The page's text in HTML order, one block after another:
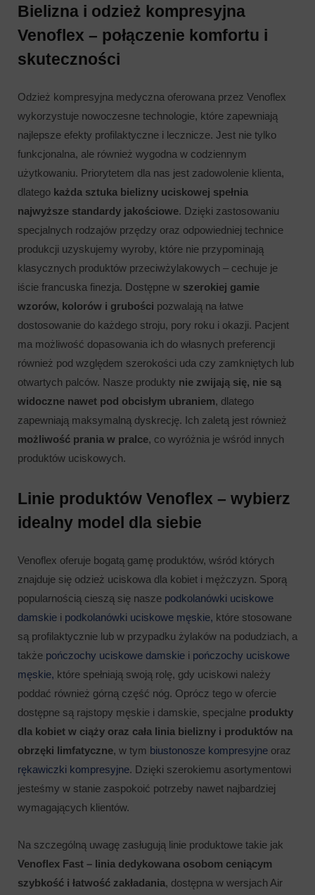
Bielizna i odzież kompresyjna
Venoflex – połączenie komfortu i
skuteczności
Odzież kompresyjna medyczna oferowana przez Venoflex
wykorzystuje nowoczesne technologie, które zapewniają
najlepsze efekty profilaktyczne i lecznicze. Jest nie tylko
funkcjonalna, ale również wygodna w codziennym
użytkowaniu. Priorytetem dla nas jest zadowolenie klienta,
dlatego każda sztuka bielizny uciskowej spełnia
najwyższe standardy jakościowe. Dzięki zastosowaniu
specjalnych rodzajów przędzy oraz odpowiedniej technice
produkcji uzyskujemy wyroby, które nie przypominają
klasycznych produktów przeciwżylakowych – cechuje je
iście francuska finezja. Dostępne w szerokiej gamie
wzorów, kolorów i grubości pozwalają na łatwe
dostosowanie do każdego stroju, pory roku i okazji. Pacjent
ma możliwość dopasowania ich do własnych preferencji
również pod względem szerokości uda czy zamkniętych lub
otwartych palców. Nasze produkty nie zwijają się, nie są
widoczne nawet pod obcisłym ubraniem, dlatego
zapewniają maksymalną dyskrecję. Ich zaletą jest również
możliwość prania w pralce, co wyróżnia je wśród innych
produktów uciskowych.
Linie produktów Venoflex – wybierz
idealny model dla siebie
Venoflex oferuje bogatą gamę produktów, wśród których
znajduje się odzież uciskowa dla kobiet i mężczyzn. Sporą
popularnością cieszą się nasze podkolanówki uciskowe
damskie i podkolanówki uciskowe męskie, które stosowane
są profilaktycznie lub w przypadku żylaków na podudziach, a
także pończochy uciskowe damskie i pończochy uciskowe
męskie, które spełniają swoją rolę, gdy uciskowi należy
poddać również górną część nóg. Oprócz tego w ofercie
dostępne są rajstopy męskie i damskie, specjalne produkty
dla kobiet w ciąży oraz cała linia bielizny i produktów na
obrzęki limfatyczne, w tym biustonosze kompresyjne oraz
rękawiczki kompresyjne. Dzięki szerokiemu asortymentowi
jesteśmy w stanie zaspokoić potrzeby nawet najbardziej
wymagających klientów.
Na szczególną uwagę zasługują linie produktowe takie jak
Venoflex Fast – linia dedykowana osobom ceniącym
szybkość i łatwość zakładania, dostępna w wersjach Air